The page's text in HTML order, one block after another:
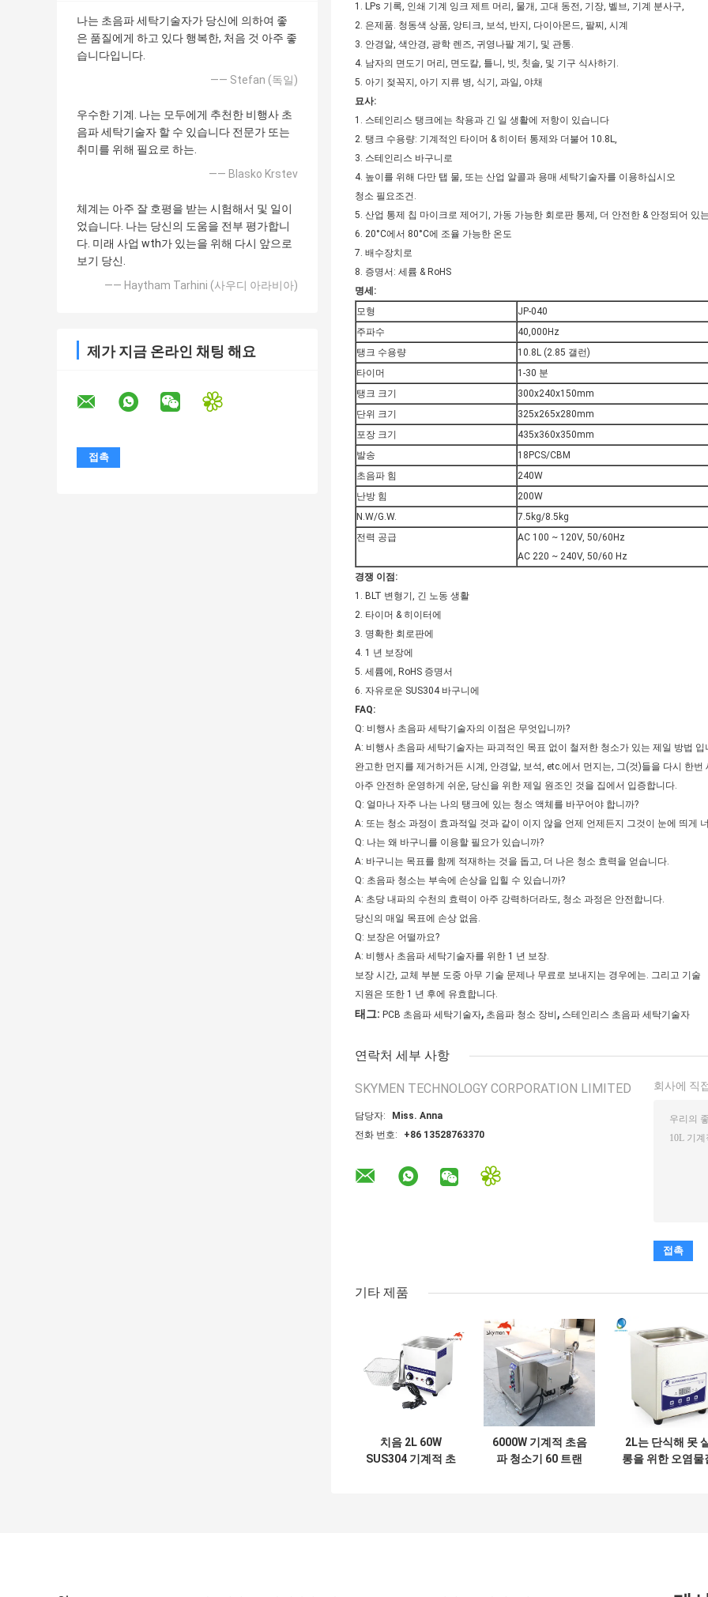
나는 초음파 세탁기술자가 당신에 의하여 좋
은 품질에게 하고 있다 행복한, 처음 것 아주 좋
습니다입니다.
—— Stefan (독일)
우수한 기계. 나는 모두에게 추천한 비행사 초
음파 세탁기술자 할 수 있습니다 전문가 또는
취미를 위해 필요로 하는.
—— Blasko Krstev
체계는 아주 잘 호평을 받는 시험해서 및 일이
었습니다. 나는 당신의 도움을 전부 평가합니
다. 미래 사업 wth가 있는을 위해 다시 앞으로
보기 당신.
—— Haytham Tarhini (사우디 아라비아)
제가 지금 온라인 채팅 해요
1. LPs 기록, 인쇄 기계 잉크 제트 머리, 물개, 고대 동전, 기장, 벨브, 기계 분사구,
2. 은제품. 청동색 상품, 앙티크, 보석, 반지, 다이아몬드, 팔찌, 시계
3. 안경알, 색안경, 광학 렌즈, 귀영나팔 계기, 및 관통.
4. 남자의 면도기 머리, 면도칼, 틀니, 빗, 칫솔, 및 기구 식사하기.
5. 아기 젖꼭지, 아기 지류 병, 식기, 과일, 야채
묘사:
1. 스테인리스 탱크에는 착용과 긴 일 생활에 저항이 있습니다
2. 탱크 수용량: 기계적인 타이머 & 히이터 통제와 더불어 10.8L,
3. 스테인리스 바구니로
4. 높이를 위해 다만 탭 물, 또는 산업 알콜과 용매 세탁기술자를 이용하십시오
청소 필요조건.
5. 산업 통제 칩 마이크로 제어기, 가동 가능한 회로판 통제, 더 안전한 & 안정되어 있
6. 20°C에서 80°C에 조율 가능한 온도
7. 배수장치로
8. 증명서: 세륨 & RoHS
명세:
모형
JP-040
주파수
40,000Hz
탱크 수용량
10.8L (2.85 갤런)
타이머
1-30 분
탱크 크기
300x240x150mm
단위 크기
325x265x280mm
포장 크기
435x360x350mm
발송
18PCS/CBM
초음파 힘
240W
난방 힘
200W
N.W/G.W.
7.5kg/8.5kg
전력 공급
AC 100 ~ 120V, 50/60Hz
AC 220 ~ 240V, 50/60 Hz
경쟁 이점:
1. BLT 변형기, 긴 노동 생활
2. 타이머 & 히이터에
3. 명확한 회로판에
4. 1 년 보장에
5. 세륨에, RoHS 증명서
6. 자유로운 SUS304 바구니에
FAQ:
Q: 비행사 초음파 세탁기술자의 이점은 무엇입니까?
A: 비행사 초음파 세탁기술자는 파괴적인 목표 없이 철저한 청소가 있는 제일 방법
완고한 먼지를 제거하거든 시계, 안경알, 보석, etc.에서 먼지는, 그(것)들을 다시 한번
아주 안전하 운영하게 쉬운, 당신을 위한 제일 원조인 것을 집에서 입증합니다.
Q: 얼마나 자주 나는 나의 탱크에 있는 청소 액체를 바꾸어야 합니까?
A: 또는 청소 과정이 효과적일 것과 같이 이지 않을 언제 언제든지 그것이 눈에 띄게
Q: 나는 왜 바구니를 이용할 필요가 있습니까?
A: 바구니는 목표를 함께 적재하는 것을 돕고, 더 나은 청소 효력을 얻습니다.
Q: 초음파 청소는 부속에 손상을 입힐 수 있습니까?
A: 초당 내파의 수천의 효력이 아주 강력하더라도, 청소 과정은 안전합니다.
당신의 매일 목표에 손상 없음.
Q: 보장은 어떨까요?
A: 비행사 초음파 세탁기술자를 위한 1 년 보장.
보장 시간, 교체 부분 도중 아무 기술 문제나 무료로 보내지는 경우에는. 그리고 기술
지원은 또한 1 년 후에 유효합니다.
태그: PCB 초음파 세탁기술자, 초음파 청소 장비 , 스테인리스 초음파 세탁기술자
연락처 세부 사항
SKYMEN TECHNOLOGY CORPORATION LIMITED
담당자:
Miss. Anna
전화 번호:
+86 13528763370
회사에 직
기타 제품
치음 2L 60W
SUS304 기계적 초
6000W 기계적 초음
파 청소기 60 트랜
2L는 단식해 못
롱을 위한 오염물